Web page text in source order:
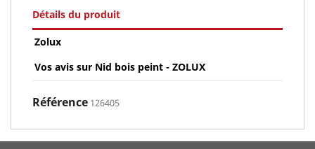
Détails du produit
Zolux
Vos avis sur Nid bois peint - ZOLUX
Référence 126405